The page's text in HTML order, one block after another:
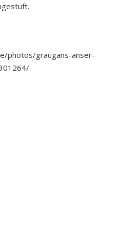
photos/graugans-anser-